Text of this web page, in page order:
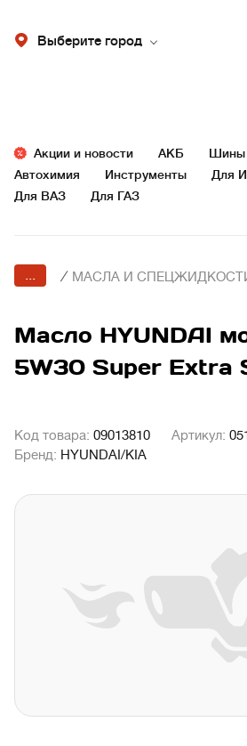
Выберите город
Акции и новости АКБ
Шины
Автохимия
Инструменты
Для
Для ВАЗ
Для ГАЗ
... / МАСЛА И
Масло HYUNDAI
5W30 Super Extra
Код товара: 09013810 Артикул:
Бренд: HYUNDAI/KIA